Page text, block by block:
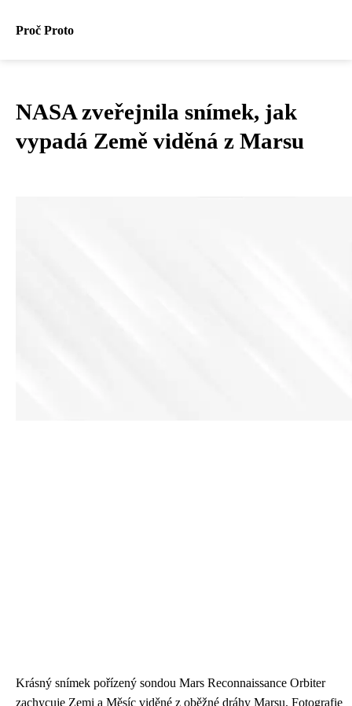
Proč Proto
NASA zveřejnila snímek, jak
vypadá Země viděná z Marsu
Krásný snímek pořízený sondou Mars Reconnaissance Orbiter
zachycuje Zemi a Měsíc viděné z oběžné dráhy Marsu. Fotografie